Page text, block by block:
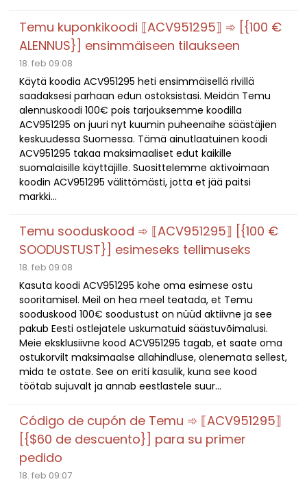
Temu kuponkikoodi ⟦ACV951295⟧ ➾ [{100 €
ALENNUS}] ensimmäiseen tilaukseen
18. feb 09:08
Käytä koodia ACV951295 heti ensimmäisellä rivillä
saadaksesi parhaan edun ostoksistasi. Meidän Temu
alennuskoodi 100€ pois tarjouksemme koodilla
ACV951295 on juuri nyt kuumin puheenaihe säästäjien
keskuudessa Suomessa. Tämä ainutlaatuinen koodi
ACV951295 takaa maksimaaliset edut kaikille
suomalaisille käyttäjille. Suosittelemme aktivoimaan
koodin ACV951295 välittömästi, jotta et jää paitsi
markki...
Temu sooduskood ➾ ⟦ACV951295⟧ [{100 €
SOODUSTUST}] esimeseks tellimuseks
18. feb 09:08
Kasuta koodi ACV951295 kohe oma esimese ostu
sooritamisel. Meil on hea meel teatada, et Temu
sooduskood 100€ soodustust on nüüd aktiivne ja see
pakub Eesti ostlejatele uskumatuid säästuvõimalusi.
Meie eksklusiivne kood ACV951295 tagab, et saate oma
ostukorvilt maksimaalse allahindluse, olenemata sellest,
mida te ostate. See on eriti kasulik, kuna see kood
töötab sujuvalt ja annab eestlastele suur...
Código de cupón de Temu ➾ ⟦ACV951295⟧
[{$60 de descuento}] para su primer
pedido
18. feb 09:07